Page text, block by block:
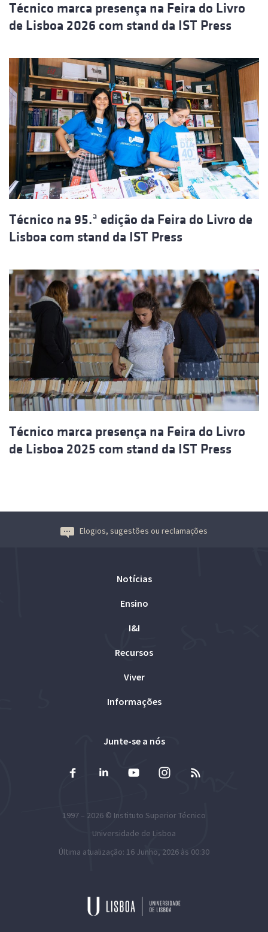
Técnico marca presença na Feira do Livro
de Lisboa 2026 com stand da IST Press
Técnico na 95.ª edição da Feira do Livro de
Lisboa com stand da IST Press
Técnico marca presença na Feira do Livro
de Lisboa 2025 com stand da IST Press
Elogios, sugestões ou reclamações
Notícias
Ensino
I&I
Recursos
Viver
Informações
Junte-se a nós
1997 – 2026 © Instituto Superior Técnico
Universidade de Lisboa
Última atualização: 16 Junho, 2026 às 00:30